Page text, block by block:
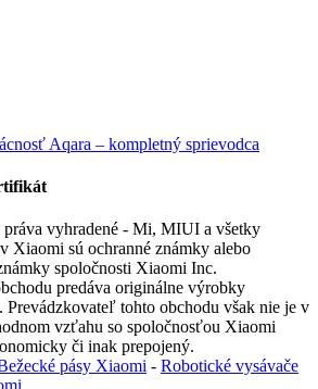
Aqara – kompletný sprievodca
vyhradené - Mi, MIUI a všetky
Xiaomi sú ochranné známky alebo
spoločnosti Xiaomi Inc.
predáva originálne výrobky
tohto obchodu však nie je v
vzťahu so spoločnosťou Xiaomi
či inak prepojený.
pásy Xiaomi - Robotické vysávače